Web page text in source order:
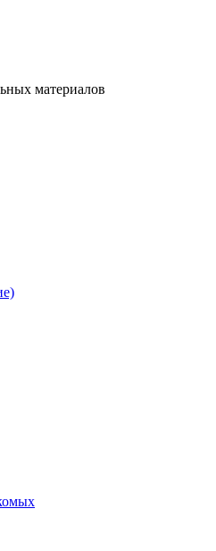
материалов